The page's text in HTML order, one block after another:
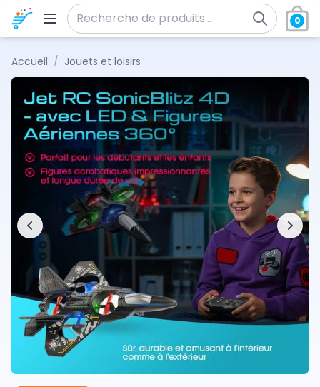
Aller au contenu
Recherche pour :
0
Accueil / Jouets et loisirs